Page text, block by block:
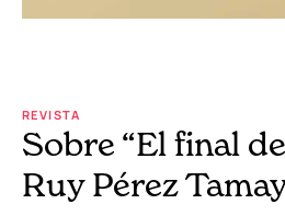
REVISTA
Sobre “El final
Ruy Pérez